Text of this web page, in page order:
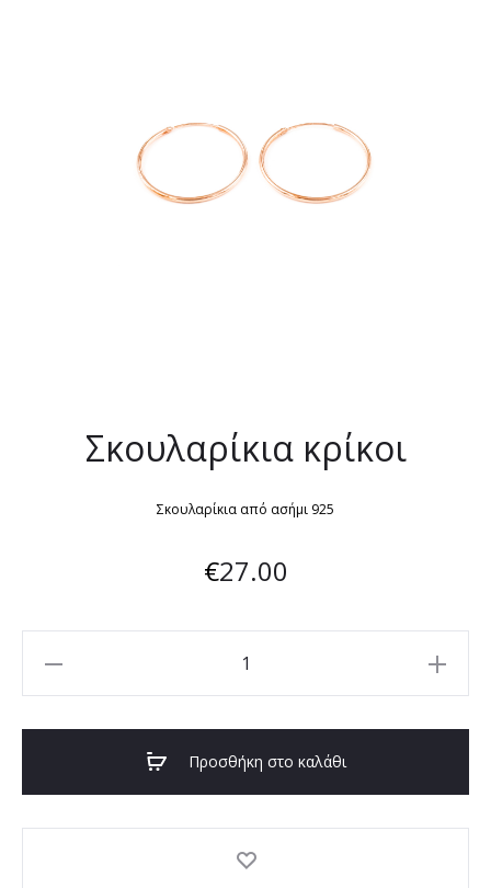
Σκουλαρίκια κρίκοι
Σκουλαρίκια από ασήμι 925
€27.00
Προσθήκη στο καλάθι